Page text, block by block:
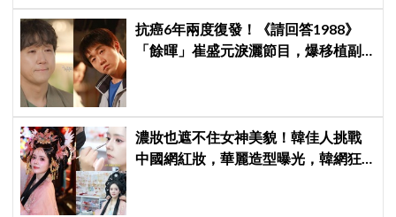
抗癌6年兩度復發！《請回答1988》
「餘暉」崔盛元淚灑節目，爆移植副
濃妝也遮不住女神美貌！韓佳人挑戰
中國網紅妝，華麗造型曝光，韓網狂